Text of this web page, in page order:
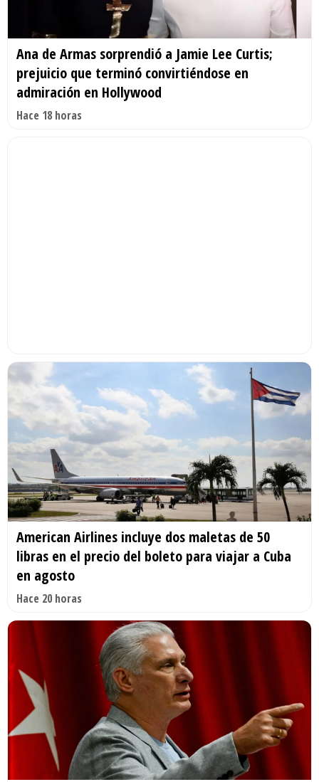
Ana de Armas sorprendió a Jamie Lee Curtis;
prejuicio que terminó convirtiéndose en
admiración en Hollywood
Hace 18 horas
American Airlines incluye dos maletas de 50
libras en el precio del boleto para viajar a Cuba
en agosto
Hace 20 horas